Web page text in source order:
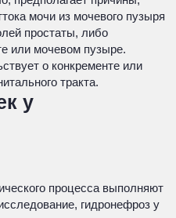
мочи из мочевого пузыря
простаты, либо
или мочевом пузыре.
о конкременте или
тракта.
у
процесса выполняют
гидронефроз у